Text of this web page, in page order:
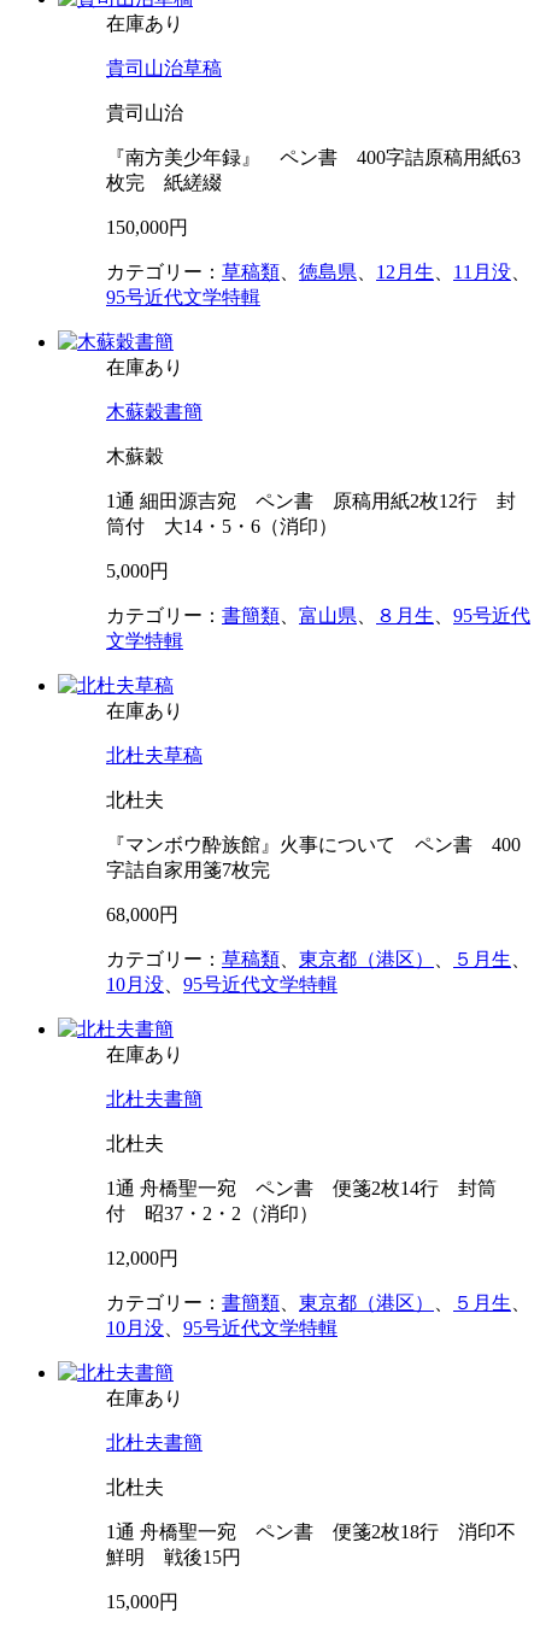
在庫あり
貴司山治草稿
貴司山治
『南方美少年録』 ペン書 400字詰原稿用紙63
枚完 紙縒綴
150,000円
カテゴリー： 草稿類 徳島県 12月生 11月没
95号近代文学特輯
在庫あり
木蘇穀書簡
木蘇穀
1通 細田源吉宛 ペン書 原稿用紙2枚12行 封
筒付 大14・5・6（消印）
5,000円
カテゴリー： 書簡類 富山県 ８月生
95号近代
文学特輯
在庫あり
北杜夫草稿
北杜夫
『マンボウ酔族館』火事について ペン書 400
字詰自家用箋7枚完
68,000円
カテゴリー： 草稿類 東京都（港区） ５月生
10月没
95号近代文学特輯
在庫あり
北杜夫書簡
北杜夫
1通 舟橋聖一宛 ペン書 便箋2枚14行 封筒
付 昭37・2・2（消印）
12,000円
カテゴリー： 書簡類 東京都（港区） ５月生
10月没
95号近代文学特輯
在庫あり
北杜夫書簡
北杜夫
1通 舟橋聖一宛 ペン書 便箋2枚18行 消印不
鮮明 戦後15円
15,000円